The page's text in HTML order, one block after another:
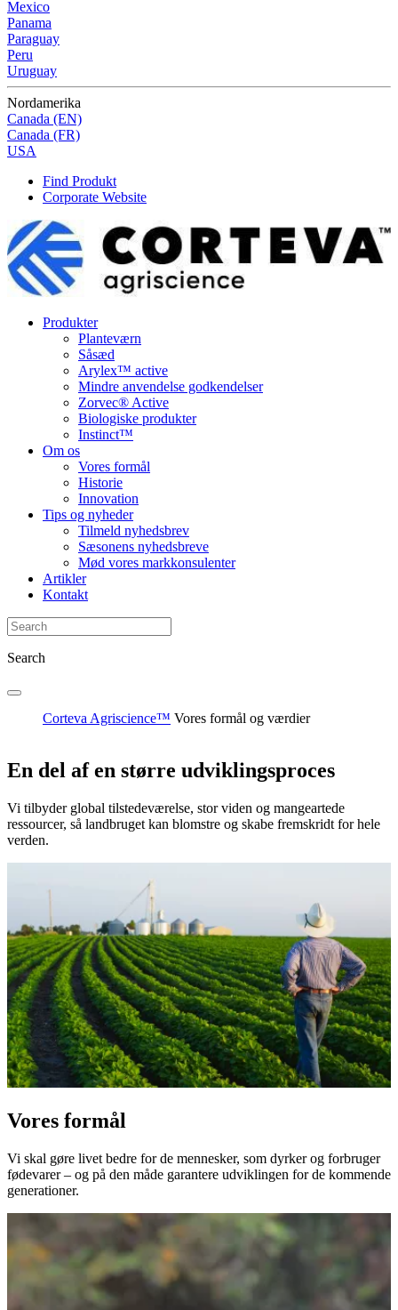
Mexico
Panama
Paraguay
Peru
Uruguay
Nordamerika
Canada (EN)
Canada (FR)
USA
Find Produkt
Corporate Website
Produkter
Planteværn
Såsæd
Arylex™ active
Mindre anvendelse godkendelser
Zorvec® Active
Biologiske produkter
Instinct™
Om os
Vores formål
Historie
Innovation
Tips og nyheder
Tilmeld nyhedsbrev
Sæsonens nyhedsbreve
Mød vores markkonsulenter
Artikler
Kontakt
Search
Corteva Agriscience™ Vores formål og værdier
En del af en større udviklingsproces
Vi tilbyder global tilstedeværelse, stor viden og mangeartede
ressourcer, så landbruget kan blomstre og skabe fremskridt for hele
verden.
Vores formål
Vi skal gøre livet bedre for de mennesker, som dyrker og forbruger
fødevarer – og på den måde garantere udviklingen for de kommende
generationer.